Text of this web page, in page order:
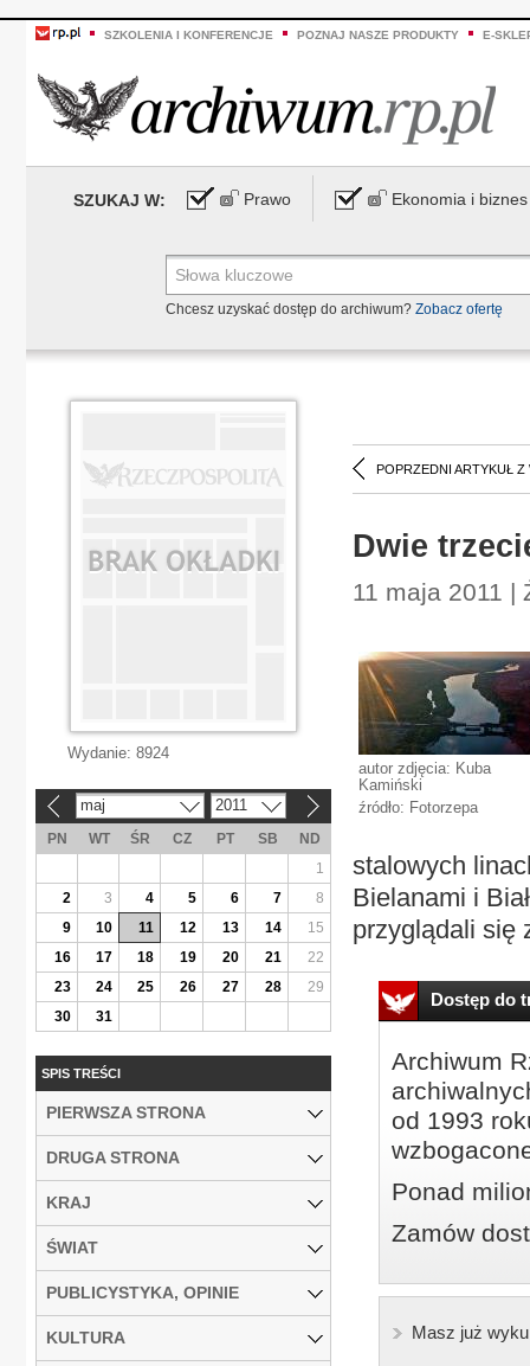
SZKOLENIA I KONFERENCJE POZNAJ NASZE PRODUKTY E-
SZUKAJ W: Prawo Ekonomia i biznes
Chcesz uzyskać dostęp do archiwum? Zobacz ofertę
POPRZEDNI ARTYKUŁ Z
Dwie
11 maja 2011 |
autor zdjęcia: Kuba
Kamiński
źródło: Fotorzepa
stalowych
Bielanami i
przyglądali się
Dostęp do
Archiwum
od 1993
Ponad
Zamów
Masz już
Wydanie: 8924
maj 2011
PN WT ŚR CZ PT SB
ND
1
2
3 4 5 6 7
8
9
10 11 12 13 14
15
16
17 18 19 20 21
22
23
24 25 26 27 28
29
30
31
SPIS TREŚCI
PIERWSZA STRONA
DRUGA STRONA
KRAJ
ŚWIAT
PUBLICYSTYKA, OPINIE
KULTURA